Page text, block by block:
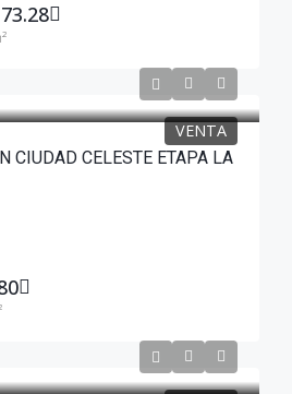
VENTA
CIUDAD CELESTE ETAPA LA